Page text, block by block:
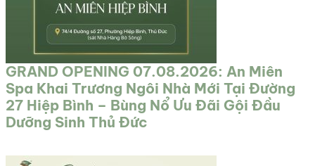
GRAND OPENING 07.08.2026: An Miên
Spa Khai Trương Ngôi Nhà Mới Tại Đường
27 Hiệp Bình – Bùng Nổ Ưu Đãi Gội Đầu
Dưỡng Sinh Thủ Đức